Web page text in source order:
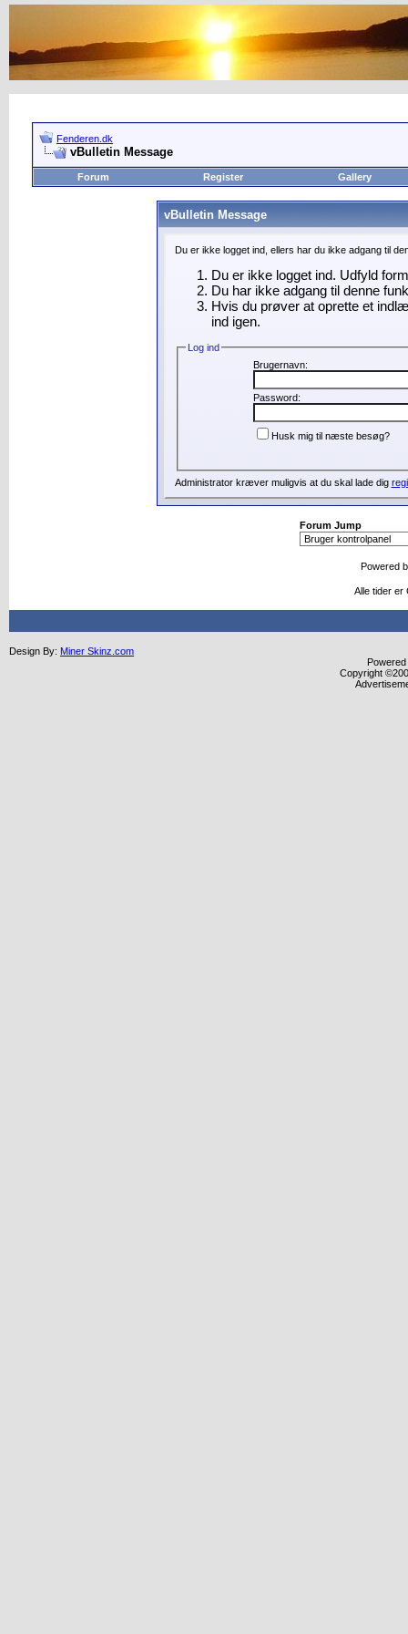
Fenderen.dk
vBulletin Message
Forum Register Gallery
vBulletin Message
Du er ikke logget ind, ellers har du ikke adgang til
Du er ikke logget ind. Udfyld
Du har ikke adgang til denne
Hvis du prøver at oprette et
ind igen.
Log ind
Brugernavn:
Password:
Husk mig til næste besøg?
Administrator kræver muligvis at du skal lade dig
Forum Jump
Powered
Alle tider er
Design By: Miner Skinz.com
Copyright